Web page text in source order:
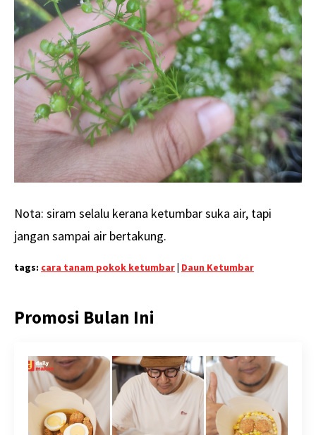
Nota: siram selalu kerana ketumbar suka air, tapi
jangan sampai air bertakung.
tags: cara tanam pokok ketumbar| Daun Ketumbar
Promosi Bulan Ini